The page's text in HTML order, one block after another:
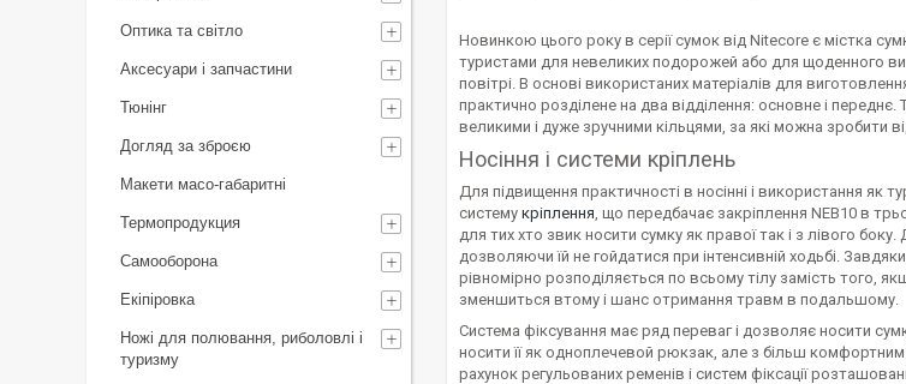
Новинкою цього року в серії сумок від Nitecore є містка
туристами для невеликих подорожей або для щоденного
повітрі. В основі використаних матеріалів для
практично розділене на два відділення: основне і
великими і дуже зручними кільцями, за які можна зробити
Носіння і системи кріплень
Для підвищення практичності в носінні і використання як
систему кріплення, що передбачає закріплення NEB10 в
для тих хто звик носити сумку як правої так і з лівого
дозволяючи їй не гойдатися при інтенсивній ходьбі.
рівномірно розподіляється по всьому тілу замість того,
зменшиться втому і шанс отримання травм в подальшому.
Система фіксування має ряд переваг і дозволяє носити
носити її як одноплечевой рюкзак, але з більш комфортним
рахунок регульованих ременів і систем фіксації
Оптика та світло
Аксесуари і запчастини
Тюнінг
Догляд за зброєю
Макети масо-габаритні
Термопродукция
Самооборона
Екіпіровка
Ножі для полювання, риболовлі і
туризму